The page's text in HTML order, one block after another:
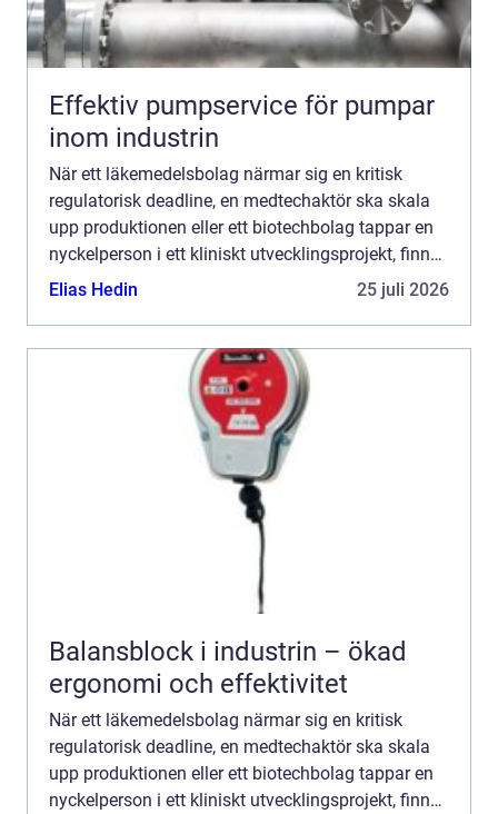
Effektiv pumpservice för pumpar
inom industrin
När ett läkemedelsbolag närmar sig en kritisk
regulatorisk deadline, en medtechaktör ska skala
upp produktionen eller ett biotechbolag tappar en
nyckelperson i ett kliniskt utvecklingsprojekt, finns
sällan utrymme för långa rekryteringsprocesser. I
Elias Hedin 25 juli 2026
Balansblock i industrin – ökad
ergonomi och effektivitet
När ett läkemedelsbolag närmar sig en kritisk
regulatorisk deadline, en medtechaktör ska skala
upp produktionen eller ett biotechbolag tappar en
nyckelperson i ett kliniskt utvecklingsprojekt, finns